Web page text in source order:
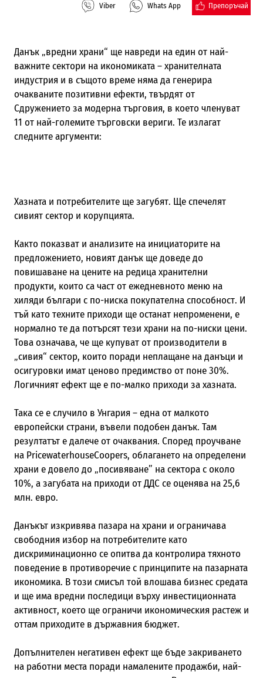
Viber Whats App Препоръчай
Данък „вредни храни“ ще навреди на един от най-
важните сектори на икономиката – хранителната
индустрия и в същото време няма да генерира
очакваните позитивни ефекти, твърдят от
Сдружението за модерна търговия, в което членуват
11 от най-големите търговски вериги. Те излагат
следните аргументи:
Хазната и потребителите ще загубят. Ще спечелят
сивият сектор и корупцията.
Както показват и анализите на инициаторите на
предложението, новият данък ще доведе до
повишаване на цените на редица хранителни
продукти, които са част от ежедневното меню на
хиляди българи с по-ниска покупателна способност. И
тъй като техните приходи ще останат непроменени, е
нормално те да потърсят тези храни на по-ниски цени.
Това означава, че ще купуват от производители в
„сивия“ сектор, които поради неплащане на данъци и
осигуровки имат ценово предимство от поне 30%.
Логичният ефект ще е по-малко приходи за хазната.
Така се е случило в Унгария – една от малкото
европейски страни, въвели подобен данък. Там
резултатът е далече от очаквания. Според проучване
на PricewaterhouseCoopers, облагането на определени
храни е довело до „посивяване” на сектора с около
10%, а загубата на приходи от ДДС се оценява на 25,6
млн. евро.
Данъкът изкривява пазара на храни и ограничава
свободния избор на потребителите като
дискриминационно се опитва да контролира тяхното
поведение в противоречие с принципите на пазарната
икономика. В този смисъл той влошава бизнес средата
и ще има вредни последици върху инвестиционната
активност, което ще ограничи икономическия растеж и
оттам приходите в държавния бюджет.
Допълнителен негативен ефект ще бъде закриването
на работни места поради намалените продажби, най-